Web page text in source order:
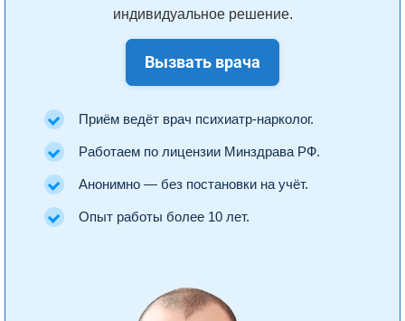
индивидуальное решение.
Вызвать врача
Приём ведёт врач психиатр-нарколог.
Работаем по лицензии Минздрава РФ.
Анонимно — без постановки на учёт.
Опыт работы более 10 лет.